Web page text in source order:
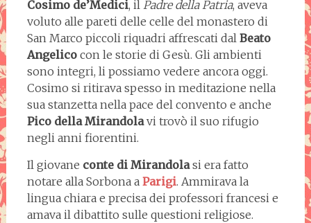
Cosimo de’Medici, il Padre della Patria, aveva
voluto alle pareti delle celle del monastero di
San Marco piccoli riquadri affrescati dal Beato
Angelicocon le storie di Gesù. Gli ambienti
sono integri, li possiamo vedere ancora oggi.
Cosimo si ritirava spesso in meditazione nella
sua stanzetta nella pace del convento e anche
Pico della Mirandolavi trovò il suo rifugio
negli anni fiorentini.
Il giovane conte di Mirandolasi era fatto
notare alla Sorbona a Parigi. Ammirava la
lingua chiara e precisa dei professori francesi e
amava il dibattito sulle questioni religiose.